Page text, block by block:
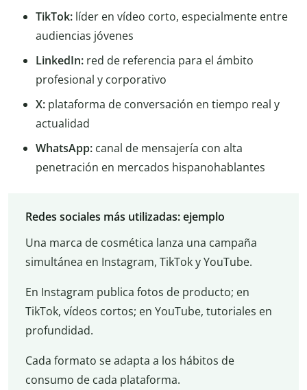
TikTok: líder en vídeo corto, especialmente entre
audiencias jóvenes
LinkedIn: red de referencia para el ámbito
profesional y corporativo
X: plataforma de conversación en tiempo real y
actualidad
WhatsApp: canal de mensajería con alta
penetración en mercados hispanohablantes
Redes sociales más utilizadas: ejemplo
Una marca de cosmética lanza una campaña
simultánea en Instagram, TikTok y YouTube.
En Instagram publica fotos de producto; en
TikTok, vídeos cortos; en YouTube, tutoriales en
profundidad.
Cada formato se adapta a los hábitos de
consumo de cada plataforma.